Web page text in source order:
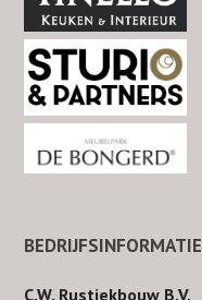
BEDRIJFSINFORMATIE
C.W. Rustiekbouw B.V.